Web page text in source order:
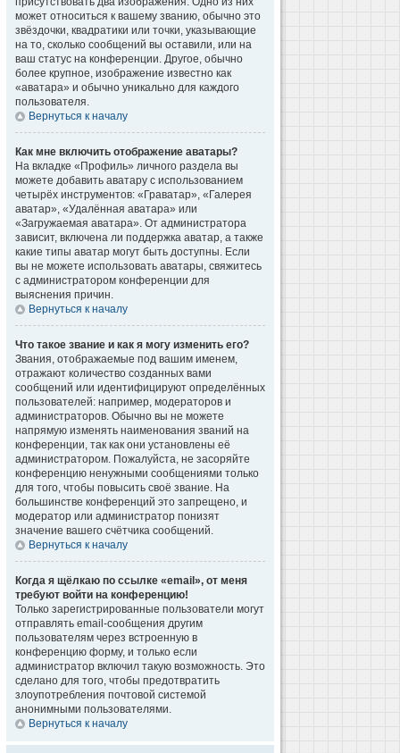
может относиться к вашему званию, обычно это
звёздочки, квадратики или точки, указывающие
на то, сколько сообщений вы оставили, или на
ваш статус на конференции. Другое, обычно
более крупное, изображение известно как
«аватара» и обычно уникально для каждого
пользователя.
Вернуться к началу
Как мне включить отображение аватары?
На вкладке «Профиль» личного раздела вы
можете добавить аватару с использованием
четырёх инструментов: «Граватар», «Галерея
аватар», «Удалённая аватара» или
«Загружаемая аватара». От администратора
зависит, включена ли поддержка аватар, а также
какие типы аватар могут быть доступны. Если
вы не можете использовать аватары, свяжитесь
с администратором конференции для
выяснения причин.
Вернуться к началу
Что такое звание и как я могу изменить его?
Звания, отображаемые под вашим именем,
отражают количество созданных вами
сообщений или идентифицируют определённых
пользователей: например, модераторов и
администраторов. Обычно вы не можете
напрямую изменять наименования званий на
конференции, так как они установлены её
администратором. Пожалуйста, не засоряйте
конференцию ненужными сообщениями только
для того, чтобы повысить своё звание. На
большинстве конференций это запрещено, и
модератор или администратор понизят
значение вашего счётчика сообщений.
Вернуться к началу
Когда я щёлкаю по ссылке «email», от меня
требуют войти на конференцию!
Только зарегистрированные пользователи могут
отправлять email-сообщения другим
пользователям через встроенную в
конференцию форму, и только если
администратор включил такую возможность. Это
сделано для того, чтобы предотвратить
злоупотребления почтовой системой
анонимными пользователями.
Вернуться к началу